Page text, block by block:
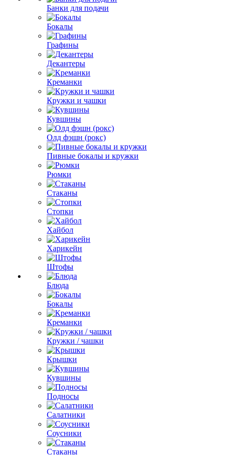
Банки для подачи
Бокалы
Графины
Декантеры
Креманки
Кружки и чашки
Кувшины
Олд фэшн (рокс)
Пивные бокалы и кружки
Рюмки
Стаканы
Стопки
Хайбол
Харикейн
Штофы
Блюда
Бокалы
Креманки
Кружки / чашки
Крышки
Кувшины
Подносы
Салатники
Соусники
Стаканы